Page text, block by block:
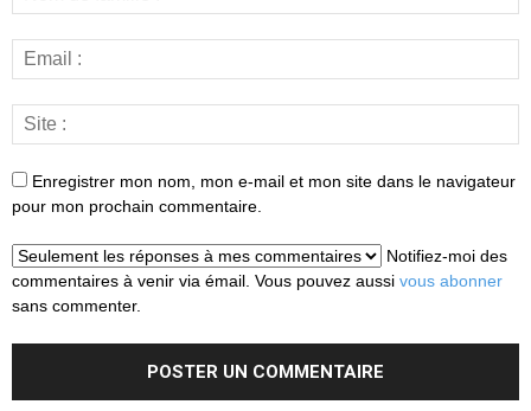
Enregistrer mon nom, mon e-mail et mon site dans le navigateur
pour mon prochain commentaire.
Notifiez-moi des
commentaires à venir via émail. Vous pouvez aussi vous abonner
sans commenter.